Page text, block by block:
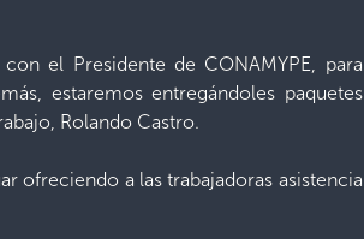
el Presidente de CONAMYPE, para
estaremos entregándoles paquetes
Rolando Castro.
ofreciendo a las trabajadoras asistencia